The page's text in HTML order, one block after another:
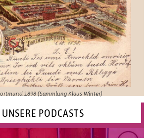
1898 (Sammlung Klaus Winter)
UNSERE PODCASTS